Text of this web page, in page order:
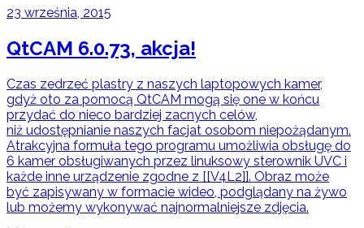
23 września, 2015
QtCAM 6.0.73, akcja!
Czas zedrzeć plastry z naszych laptopowych kamer,
gdyż oto za pomocą QtCAM mogą się one w końcu
przydać do nieco bardziej zacnych celów,
niż udostępnianie naszych facjat osobom niepożądanym.
Atrakcyjna formuła tego programu umożliwia obsługę do
6 kamer obsługiwanych przez linuksowy sterownik UVC i
każde inne urządzenie zgodne z [[V4L2]]. Obraz może
być zapisywany w formacie wideo, podglądany na żywo
lub możemy wykonywać najnormalniejsze zdjęcia.